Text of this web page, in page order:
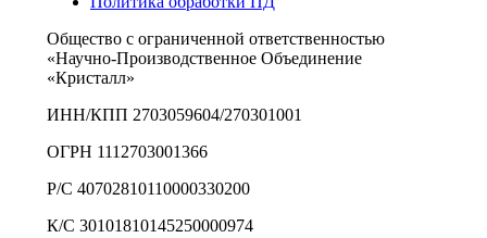
Общество с ограниченной ответственностью
«Научно-Производственное Объединение
«Кристалл»
ИНН/КПП 2703059604/270301001
ОГРН 1112703001366
Р/С 40702810110000330200
К/С 30101810145250000974